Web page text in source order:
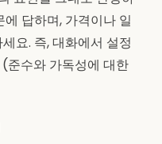
답하며, 가격이나 일
요. 즉, 대화에서 설정
(준수와 가독성에 대한